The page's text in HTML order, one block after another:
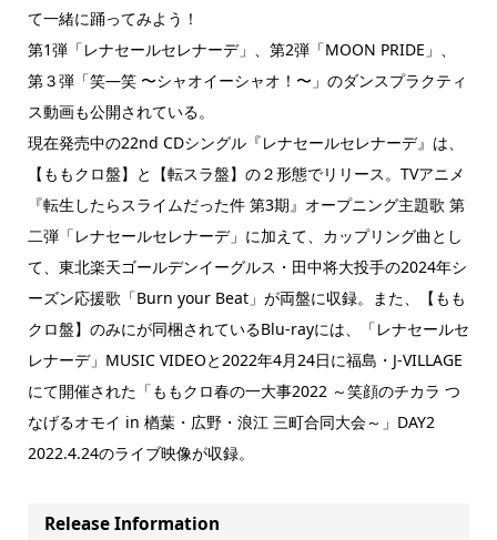
て一緒に踊ってみよう！
第1弾「レナセールセレナーデ」、第2弾「MOON PRIDE」、
第３弾「笑―笑 〜シャオイーシャオ！〜」のダンスプラクティ
ス動画も公開されている。
現在発売中の22nd CDシングル『レナセールセレナーデ』は、
【ももクロ盤】と【転スラ盤】の２形態でリリース。TVアニメ
『転生したらスライムだった件 第3期』オープニング主題歌 第
二弾「レナセールセレナーデ」に加えて、カップリング曲とし
て、東北楽天ゴールデンイーグルス・田中将大投手の2024年シ
ーズン応援歌「Burn your Beat」が両盤に収録。また、【もも
クロ盤】のみにが同梱されているBlu-rayには、「レナセールセ
レナーデ」MUSIC VIDEOと2022年4月24日に福島・J-VILLAGE
にて開催された「ももクロ春の一大事2022 ～笑顔のチカラ つ
なげるオモイ in 楢葉・広野・浪江 三町合同大会～」DAY2
2022.4.24のライブ映像が収録。
Release Information